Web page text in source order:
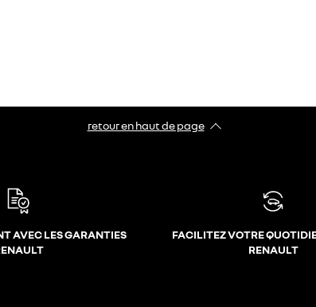
retour en haut de page​
AVEC LES GARANTIES
FACILITEZ VOTRE
RENAULT